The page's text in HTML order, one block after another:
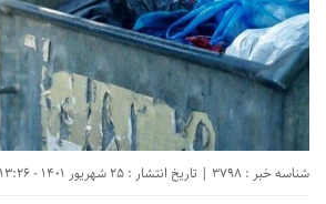
شناسه خبر : 3798 | تاریخ انتشار : 25 شهریور 1401 - 13:26 |